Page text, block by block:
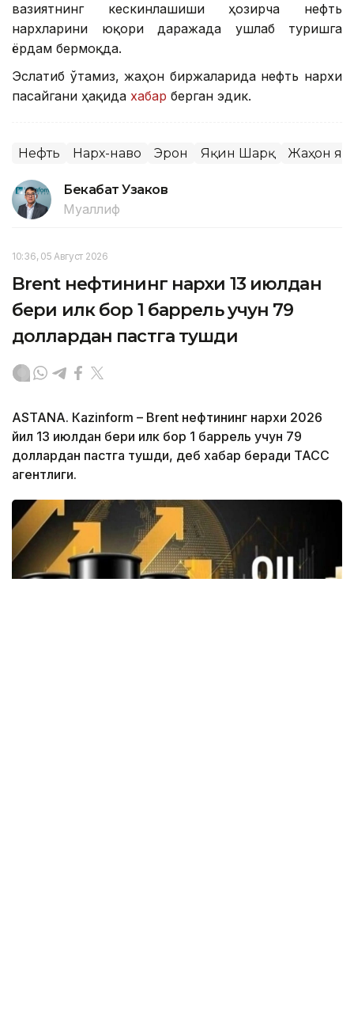
вазиятнинг кескинлашиши ҳозирча нефть
нархларини юқори даражада ушлаб туришга
ёрдам бермоқда.
Эслатиб ўтамиз, жаҳон биржаларида нефть нархи
пасайгани ҳақида хабар берган эдик.
Нефть Нарх-наво Эрон Яқин Шарқ Жаҳон
Бекабат Узаков
Муаллиф
10:36, 05 Август 2026
Brent нефтининг нархи 13 июлдан
бери илк бор 1 баррель учун 79
доллардан пастга тушди
ASTANА. Кazinform – Brent нефтининг нархи 2026
йил 13 июлдан бери илк бор 1 баррель учун 79
доллардан пастга тушди, деб хабар беради ТАСС
агентлиги.